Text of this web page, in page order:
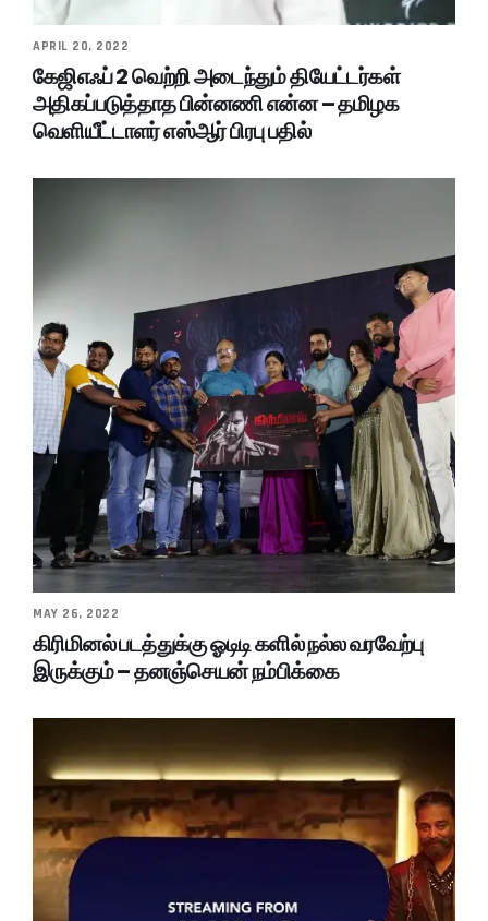
APRIL 20, 2022
கேஜிஎஃப் 2 வெற்றி அடைந்தும் தியேட்டர்கள்
அதிகப்படுத்தாத பின்னணி என்ன – தமிழக
வெளியீட்டாளர் எஸ்ஆர் பிரபு பதில்
MAY 26, 2022
கிரிமினல் படத்துக்கு ஓடிடி களில் நல்ல வரவேற்பு
இருக்கும் – தனஞ்செயன் நம்பிக்கை